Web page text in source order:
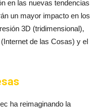
en las nuevas tendencias
un mayor impacto en los
3D (tridimensional),
de las Cosas) y el
ha reimaginando la